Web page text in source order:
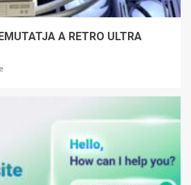
A RETRO ULTRA